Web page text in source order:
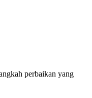
perbaikan yang